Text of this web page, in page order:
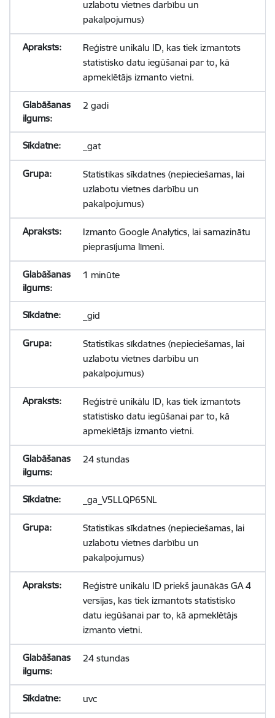
uzlabotu vietnes darbību un
pakalpojumus)
Reģistrē unikālu ID, kas tiek izmantots
statistisko datu iegūšanai par to, kā
apmeklētājs izmanto vietni.
2 gadi
_gat
Statistikas sīkdatnes (nepieciešamas, lai
uzlabotu vietnes darbību un
pakalpojumus)
Izmanto Google Analytics, lai samazinātu
pieprasījuma līmeni.
1 minūte
_gid
Statistikas sīkdatnes (nepieciešamas, lai
uzlabotu vietnes darbību un
pakalpojumus)
Reģistrē unikālu ID, kas tiek izmantots
statistisko datu iegūšanai par to, kā
apmeklētājs izmanto vietni.
24 stundas
_ga_V5LLQP65NL
Statistikas sīkdatnes (nepieciešamas, lai
uzlabotu vietnes darbību un
pakalpojumus)
Reģistrē unikālu ID priekš jaunākās GA 4
versijas, kas tiek izmantots statistisko
datu iegūšanai par to, kā apmeklētājs
izmanto vietni.
24 stundas
uvc